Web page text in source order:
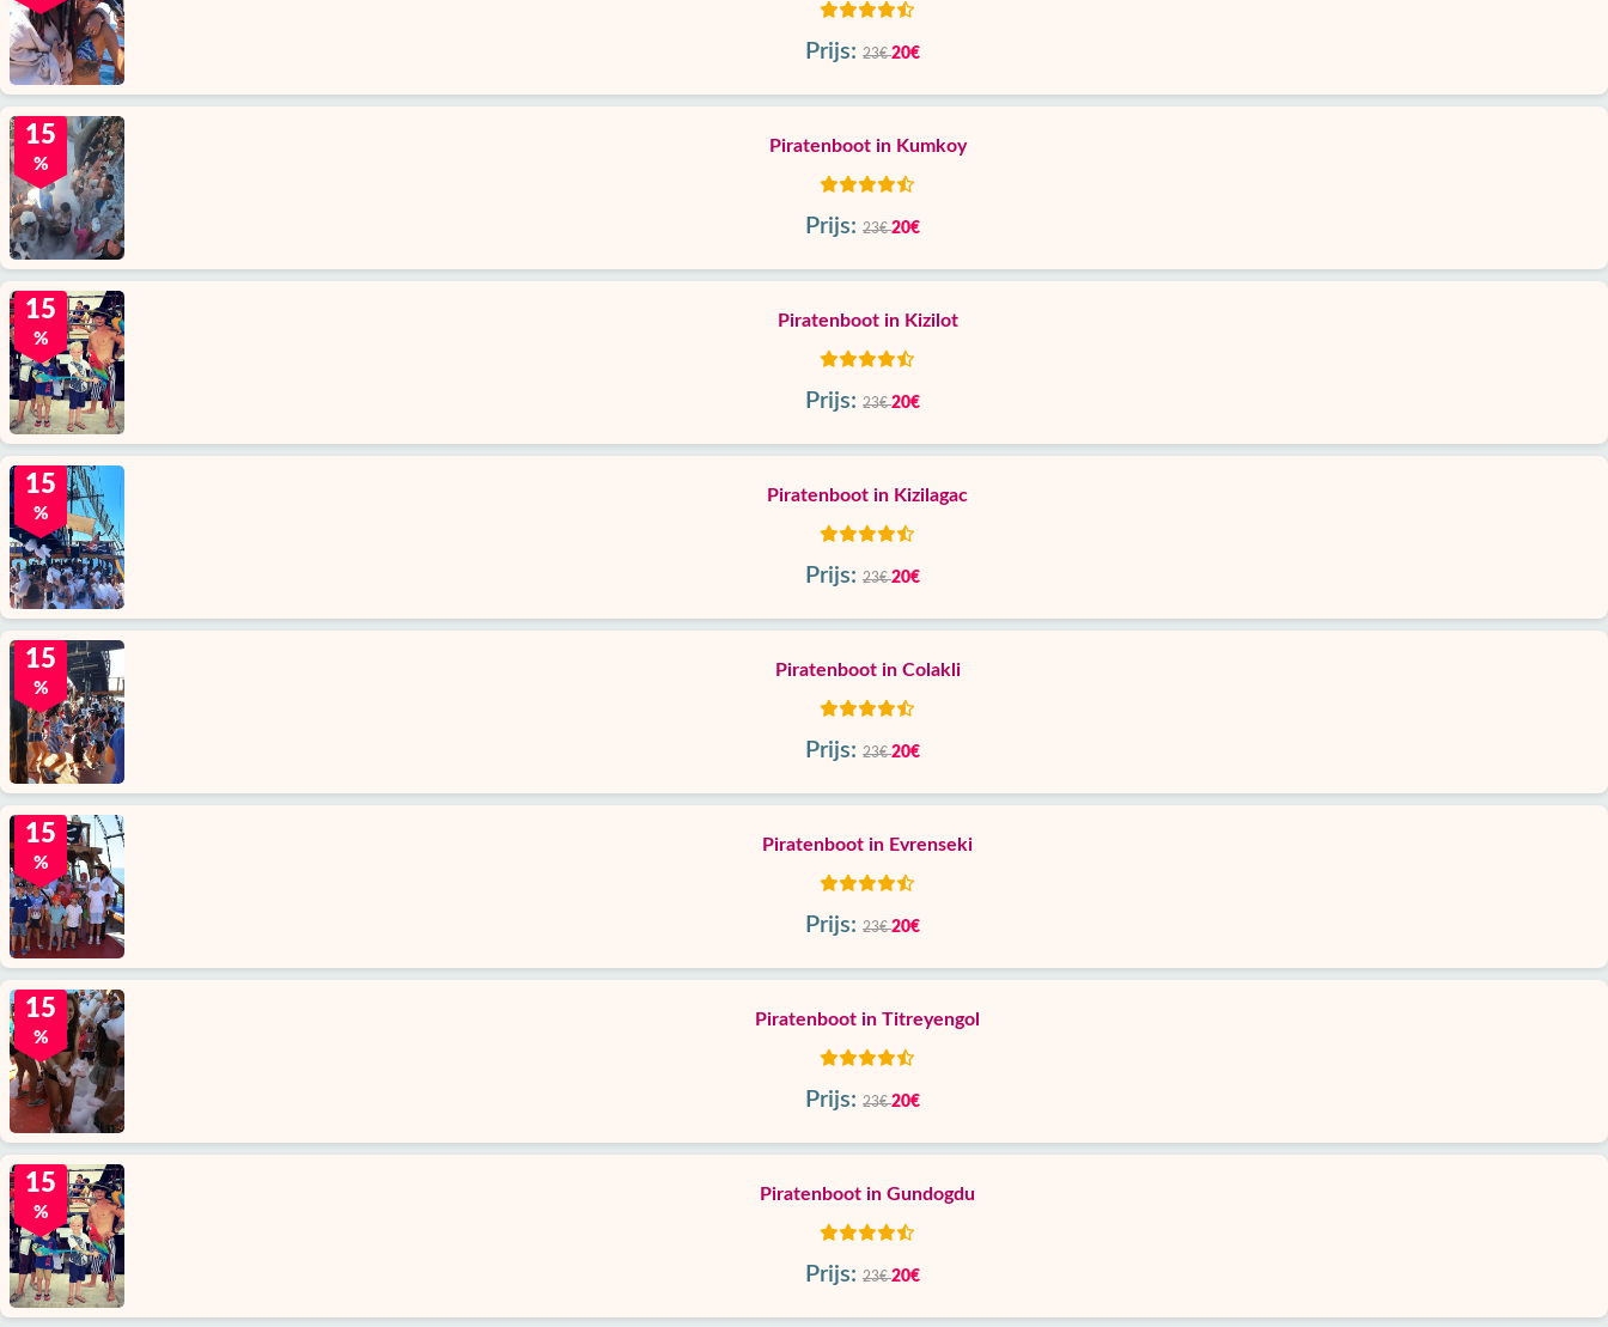
Prijs: 23€20€
Piratenboot in Kumkoy
15
%
Prijs: 23€20€
Piratenboot in Kizilot
15
%
Prijs: 23€20€
Piratenboot in Kizilagac
15
%
Prijs: 23€20€
Piratenboot in Colakli
15
%
Prijs: 23€20€
Piratenboot in Evrenseki
15
%
Prijs: 23€20€
Piratenboot in Titreyengol
15
%
Prijs: 23€20€
Piratenboot in Gundogdu
15
%
Prijs: 23€20€